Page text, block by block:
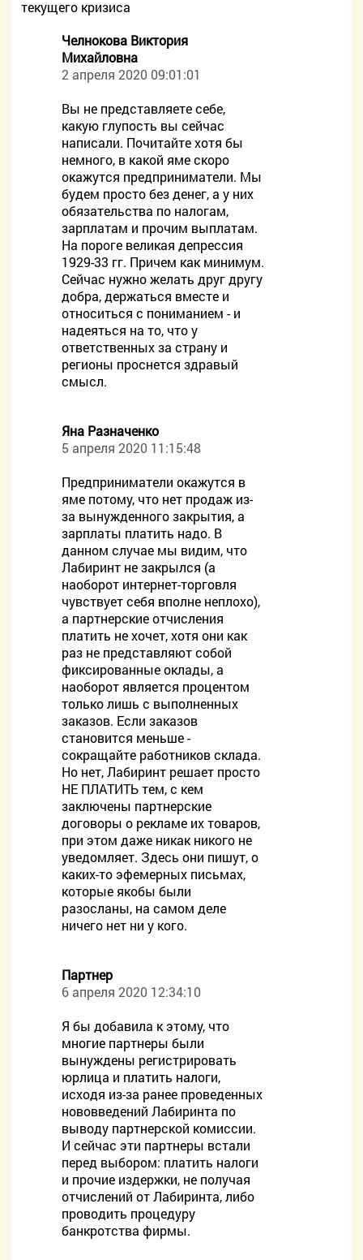
текущего кризиса
Челнокова Виктория
Михайловна
2 апреля 2020 09:01:01
Вы не представляете себе,
какую глупость вы сейчас
написали. Почитайте хотя бы
немного, в какой яме скоро
окажутся предприниматели. Мы
будем просто без денег, а у них
обязательства по налогам,
зарплатам и прочим выплатам.
На пороге великая депрессия
1929-33 гг. Причем как минимум.
Сейчас нужно желать друг другу
добра, держаться вместе и
относиться с пониманием - и
надеяться на то, что у
ответственных за страну и
регионы проснется здравый
смысл.
Яна Разначенко
5 апреля 2020 11:15:48
Предприниматели окажутся в
яме потому, что нет продаж из-
за вынужденного закрытия, а
зарплаты платить надо. В
данном случае мы видим, что
Лабиринт не закрылся (а
наоборот интернет-торговля
чувствует себя вполне неплохо),
а партнерские отчисления
платить не хочет, хотя они как
раз не представляют собой
фиксированные оклады, а
наоборот является процентом
только лишь с выполненных
заказов. Если заказов
становится меньше -
сокращайте работников склада.
Но нет, Лабиринт решает просто
НЕ ПЛАТИТЬ тем, с кем
заключены партнерские
договоры о рекламе их товаров,
при этом даже никак никого не
уведомляет. Здесь они пишут, о
каких-то эфемерных письмах,
которые якобы были
разосланы, на самом деле
ничего нет ни у кого.
Партнер
6 апреля 2020 12:34:10
Я бы добавила к этому, что
многие партнеры были
вынуждены регистрировать
юрлица и платить налоги,
исходя из-за ранее проведенных
нововведений Лабиринта по
выводу партнерской комиссии.
И сейчас эти партнеры встали
перед выбором: платить налоги
и прочие издержки, не получая
отчислений от Лабиринта, либо
проводить процедуру
банкротства фирмы.